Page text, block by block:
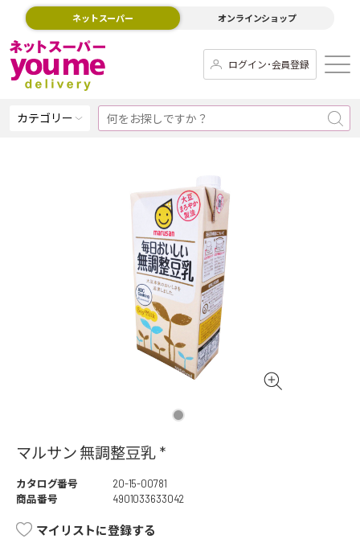
ネットスーパー オンラインショップ
ログイン･会員登録
カテゴリー
マルサン 無調整豆乳 *
カタログ番号
20-15-00781
商品番号
4901033633042
マイリストに登録する